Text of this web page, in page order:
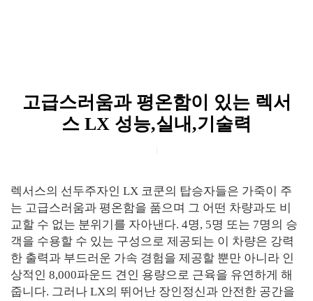
고급스러움과 평온함이 있는 렉서
스 LX 성능,실내,기술력
렉서스의 선두주자인 LX 코쿤의 탑승자들은 가죽이 주
는 고급스러움과 평온함을 품으며 그 어떤 차량과도 비
교할 수 없는 분위기를 자아낸다. 4명, 5명 또는 7명의 승
객을 수용할 수 있는 구성으로 제공되는 이 차량은 강력
한 출력과 부드러운 가속 경험을 제공할 뿐만 아니라 인
상적인 8,000파운드 견인 용량으로 근육을 유연하게 해
줍니다. 그러나 LX의 뛰어난 장인정신과 안전한 공간을